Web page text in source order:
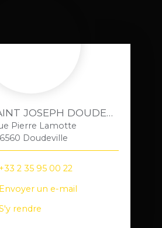
AGENCE SAINT JOSEPH DOUDEVILLE
Pierre Lamotte
Doudeville
+33 2 35 95 00 22
Envoyer un e-mail
rendre